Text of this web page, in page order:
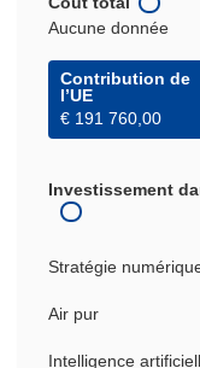
Aucune donnée
Contribution de
l’UE
€ 191 760,00
Investissement
Stratégie
Air pur
Intelligence